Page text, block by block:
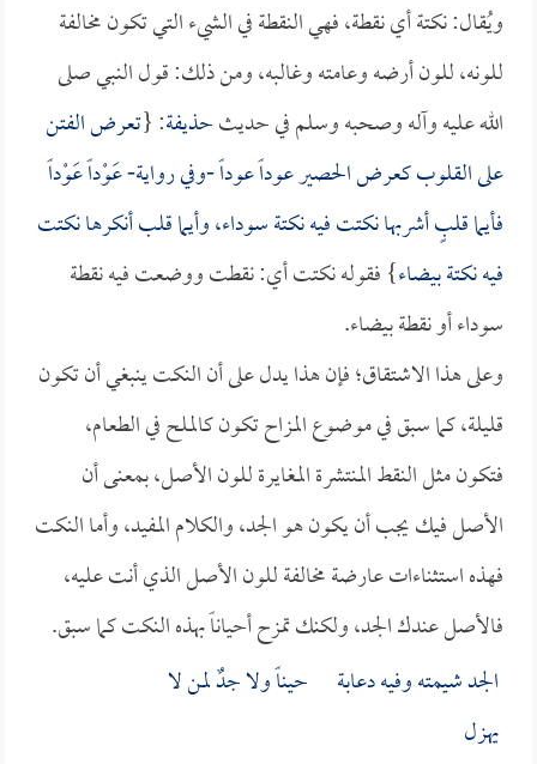
ويُقال: نكتة أي نقطة، فهي النقطة في الشيء التي تكون مخالفة
للونه، للون أرضه وعامته وغالبه، ومن ذلك: قول النبي صلى
الله عليه وآله وصحبه وسلم في حديثحذيفة: {تعرض الفتن
على القلوب كعرض الحصير عوداً عوداً -وفي رواية- عَوْداً عَوْداً
فأيما قلبٍ أشربها نكتت فيه نكتة سوداء، وأيما قلب أنكرها نكتت
فيه نكتة بيضاء} فقوله نكتت أي: نقطت ووضعت فيه نقطة
سوداء أو نقطة بيضاء.
وعلى هذا الاشتقاق؛ فإن هذا يدل على أن النكت ينبغي أن تكون
قليلة، كما سبق في موضوع المزاح تكون كالملح في الطعام،
فتكون مثل النقط المنتشرة المغايرة للون الأصل، بمعنى أن
الأصل فيك يجب أن يكون هو الجد، والكلام المفيد، وأما النكت
فهذه استثناءات عارضة مخالفة للون الأصل الذي أنت عليه،
فالأصل عندك الجد، ولكنك تمزح أحياناً بهذه النكت كما سبق.
الجد شيمته وفيه دعابة حيناً ولا جدٌ لمن لا
يهزل